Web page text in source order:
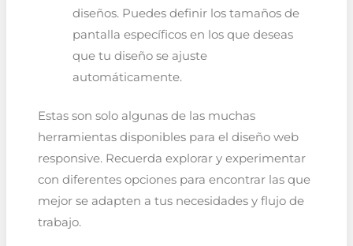
diseños. Puedes definir los tamaños de
pantalla específicos en los que deseas
que tu diseño se ajuste
automáticamente.
Estas son solo algunas de las muchas
herramientas disponibles para el diseño web
responsive. Recuerda explorar y experimentar
con diferentes opciones para encontrar las que
mejor se adapten a tus necesidades y flujo de
trabajo.